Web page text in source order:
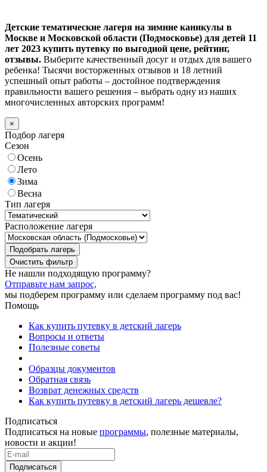
Детские тематические лагеря на зимние каникулы в
Москве и Московской области (Подмосковье) для детей 11
лет 2023 купить путевку по выгодной цене, рейтинг,
отзывы. Выберите качественный досуг и отдых для вашего
ребенка! Тысячи восторженных отзывов и 18 летний
успешный опыт работы – достойное подтверждения
правильности вашего решения – выбрать одну из наших
многочисленных авторских программ!
×
Подбор лагеря
Сезон
Осень
Лето
Зима
Весна
Тип лагеря
Расположение лагеря
Подобрать лагерь
Не нашли подходящую программу?
Отправьте нам запрос,
мы подберем программу или сделаем программу под вас!
Помощь
Как купить путевку в детский лагерь
Вопросы и ответы
Полезные советы
Образцы документов
Обратная связь
Возврат денежных средств
Как купить путевку в детский лагерь дешевле?
Подписаться
Подписаться на новые программы, полезные материалы,
новости и акции!
Подписаться